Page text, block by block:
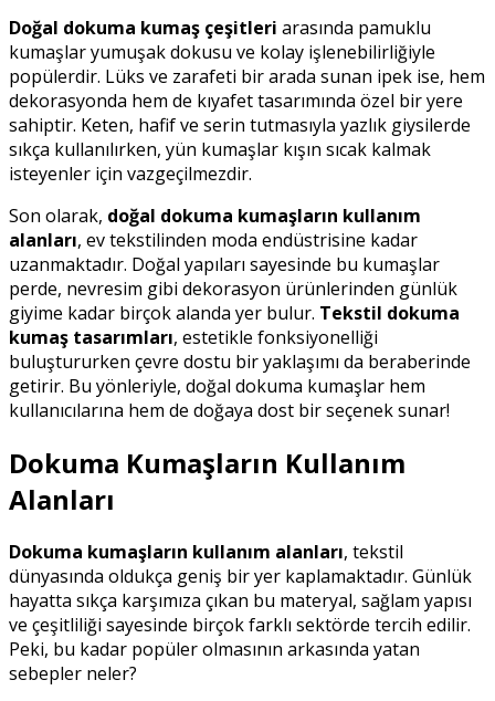
Doğal dokuma kumaş çeşitleri arasında pamuklu
kumaşlar yumuşak dokusu ve kolay işlenebilirliğiyle
popülerdir. Lüks ve zarafeti bir arada sunan ipek ise, hem
dekorasyonda hem de kıyafet tasarımında özel bir yere
sahiptir. Keten, hafif ve serin tutmasıyla yazlık giysilerde
sıkça kullanılırken, yün kumaşlar kışın sıcak kalmak
isteyenler için vazgeçilmezdir.
Son olarak, doğal dokuma kumaşların kullanım
alanları, ev tekstilinden moda endüstrisine kadar
uzanmaktadır. Doğal yapıları sayesinde bu kumaşlar
perde, nevresim gibi dekorasyon ürünlerinden günlük
giyime kadar birçok alanda yer bulur. Tekstil dokuma
kumaş tasarımları, estetikle fonksiyonelliği
buluştururken çevre dostu bir yaklaşımı da beraberinde
getirir. Bu yönleriyle, doğal dokuma kumaşlar hem
kullanıcılarına hem de doğaya dost bir seçenek sunar!
Dokuma Kumaşların Kullanım
Alanları
Dokuma kumaşların kullanım alanları, tekstil
dünyasında oldukça geniş bir yer kaplamaktadır. Günlük
hayatta sıkça karşımıza çıkan bu materyal, sağlam yapısı
ve çeşitliliği sayesinde birçok farklı sektörde tercih edilir.
Peki, bu kadar popüler olmasının arkasında yatan
sebepler neler?